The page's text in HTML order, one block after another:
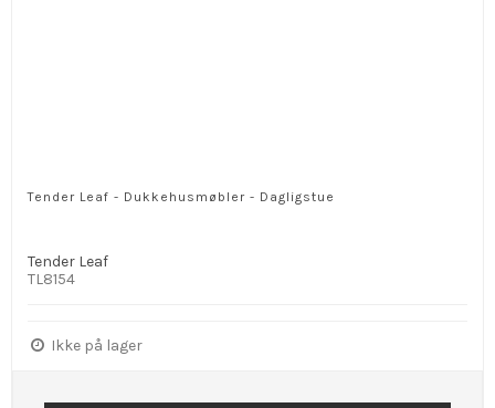
Tender Leaf - Dukkehusmøbler - Dagligstue
Tender Leaf
TL8154
Ikke på lager